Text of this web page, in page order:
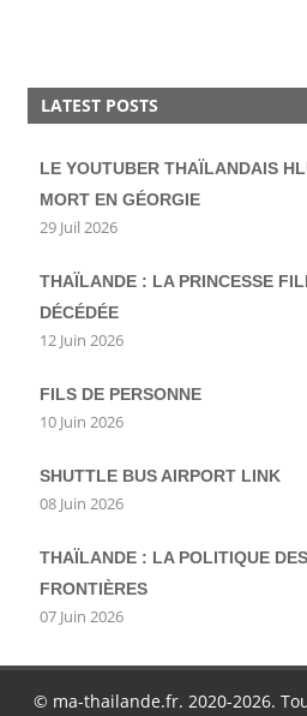
LATEST POSTS
LE YOUTUBER THAÏLANDAIS
MORT EN GÉORGIE
29 Juil 2026
THAÏLANDE : LA PRINCESSE
DÉCÉDÉE
12 Juin 2026
FILS DE PERSONNE
10 Juin 2026
SHUTTLE BUS AIRPORT LINK
08 Juin 2026
THAÏLANDE : LA POLITIQUE
FRONTIÈRES
07 Juin 2026
© ma-thailande.fr. 2020-2026.